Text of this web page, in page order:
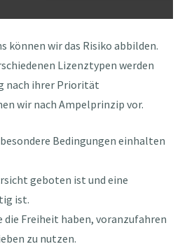
können wir das Risiko abbilden.
Lizenztypen werden
nach ihrer Priorität
wir nach Ampelprinzip vor.
Bedingungen einhalten
geboten ist und eine
ist.
die Freiheit haben, voranzufahren
zu nutzen.